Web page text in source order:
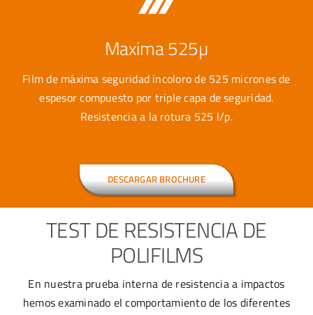
Maxima 525µ
Film de máxima seguridad incoloro de 525 micrones de
espesor compuesto por triple capa de seguridad.
Resistencia a la rotura 525 l/p.
DESCARGAR BROCHURE
TEST DE RESISTENCIA DE
POLIFILMS
En nuestra prueba interna de resistencia a impactos
hemos examinado el comportamiento de los diferentes